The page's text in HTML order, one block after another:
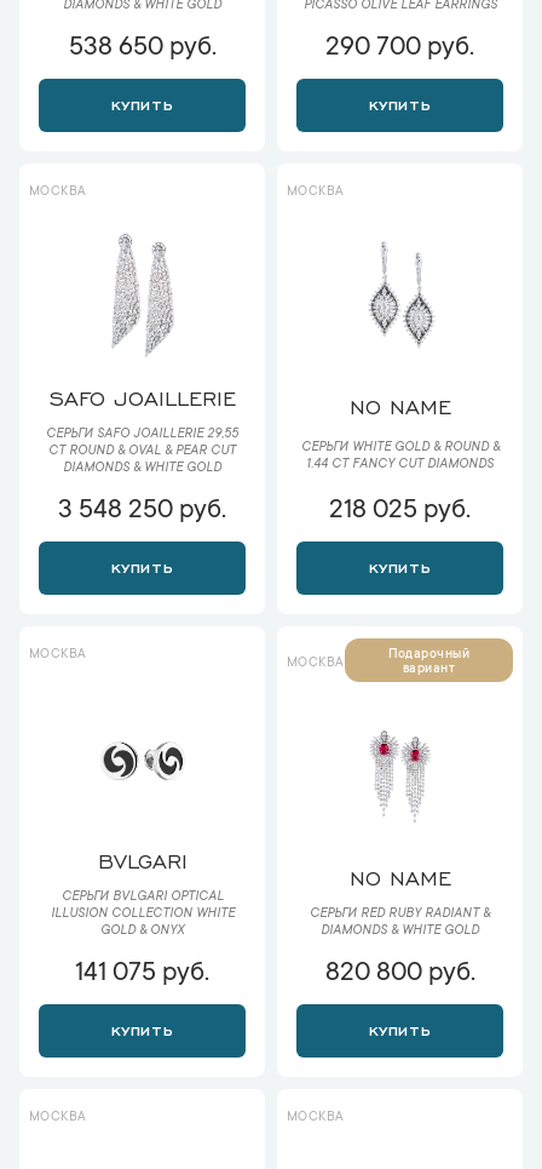
DIAMONDS & WHITE GOLD
538 650 руб.
КУПИТЬ
PICASSO OLIVE LEAF EARRINGS
290 700 руб.
КУПИТЬ
МОСКВА
SAFO JOAILLERIE
СЕРЬГИ SAFO JOAILLERIE 29,55
CT ROUND & OVAL & PEAR CUT
DIAMONDS & WHITE GOLD
3 548 250 руб.
КУПИТЬ
МОСКВА
NO NAME
СЕРЬГИ WHITE GOLD & ROUND &
1.44 CT FANCY CUT DIAMONDS
218 025 руб.
КУПИТЬ
МОСКВА
BVLGARI
СЕРЬГИ BVLGARI OPTICAL
ILLUSION COLLECTION WHITE
GOLD & ONYX
141 075 руб.
КУПИТЬ
МОСКВА
Подарочный
вариант
NO NAME
СЕРЬГИ RED RUBY RADIANT &
DIAMONDS & WHITE GOLD
820 800 руб.
КУПИТЬ
МОСКВА МОСКВА